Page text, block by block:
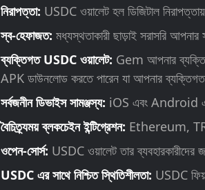
নিরাপত্তা: USDC ওয়ালেট হল ডিজিটাল
স্ব-হেফাজত: মধ্যস্থতাকারী ছাড়াই সরাসরি
ব্যক্তিগত USDC ওয়ালেট: Gem আপনার
APK ডাউনলোড করতে পারেন যা আপনার
সর্বজনীন ডিভাইস সামঞ্জস্য: iOS এবং Android এ
বৈচিত্র্যময় ব্লকচেইন ইন্টিগ্রেশন: Ethereum,
ওপেন-সোর্স: USDC ওয়ালেট তার ব্যবহারকারীদের
USDC এর সাথে নিশ্চিত স্থিতিশীলতা: USDC